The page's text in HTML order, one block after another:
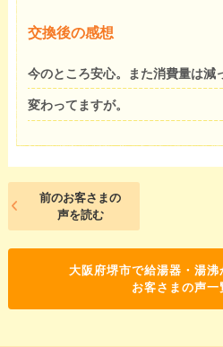
交換後の感想
今のところ安心。また消費量は減
変わってますが。
前のお客さまの
声を読む
大阪府堺市で給湯器・湯沸
お客さまの声一